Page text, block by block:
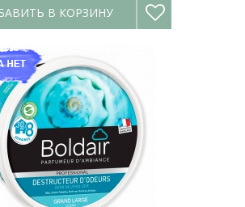
В КОРЗИНУ